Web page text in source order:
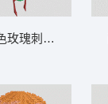
典 曲线
玫瑰刺绣图案 靓花